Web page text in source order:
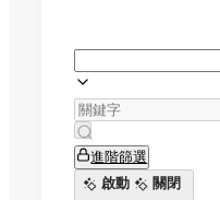
進階篩選
啟動
關閉